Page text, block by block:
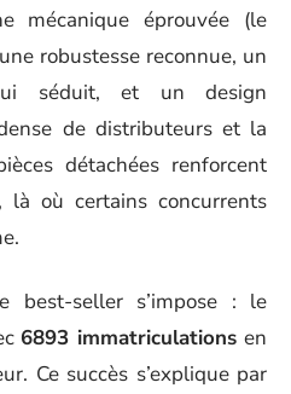
mécanique éprouvée (le
robustesse reconnue, un
séduit, et un design
de distributeurs et la
détachées renforcent
là où certains concurrents
best-seller s’impose : le
6893 immatriculations en
Ce succès s’explique par